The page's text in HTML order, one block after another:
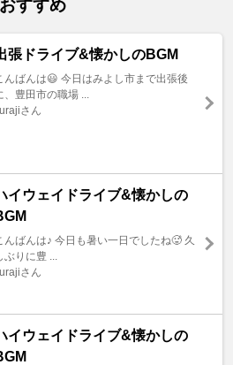
すすめ
張ドライブ&懐かしのBGM
んばんは😃 今日はみよし市まで出張後
、豊田市の職場 ...
さん
イウェイドライブ&懐かしの
んばんは♪ 今日も暑い一日でしたね🥵 久
ぶりに豊 ...
さん
イウェイドライブ&懐かしの